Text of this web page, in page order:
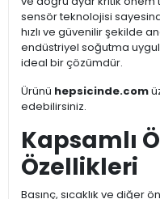
sensör teknolojisi
hızlı ve güvenilir şekilde
endüstriyel soğutma
ideal bir çözümdür.
Ürünü hepsicinde.com
edebilirsiniz.
Kapsamlı
Özellikleri
Basınç, sıcaklık ve diğer